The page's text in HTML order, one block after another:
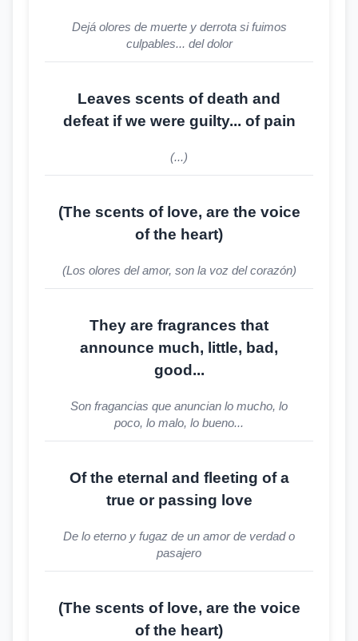
Dejá olores de muerte y derrota si fuimos
culpables... del dolor
Leaves scents of death and
defeat if we were guilty... of pain
(...)
(The scents of love, are the voice
of the heart)
(Los olores del amor, son la voz del corazón)
They are fragrances that
announce much, little, bad,
good...
Son fragancias que anuncian lo mucho, lo
poco, lo malo, lo bueno...
Of the eternal and fleeting of a
true or passing love
De lo eterno y fugaz de un amor de verdad o
pasajero
(The scents of love, are the voice
of the heart)